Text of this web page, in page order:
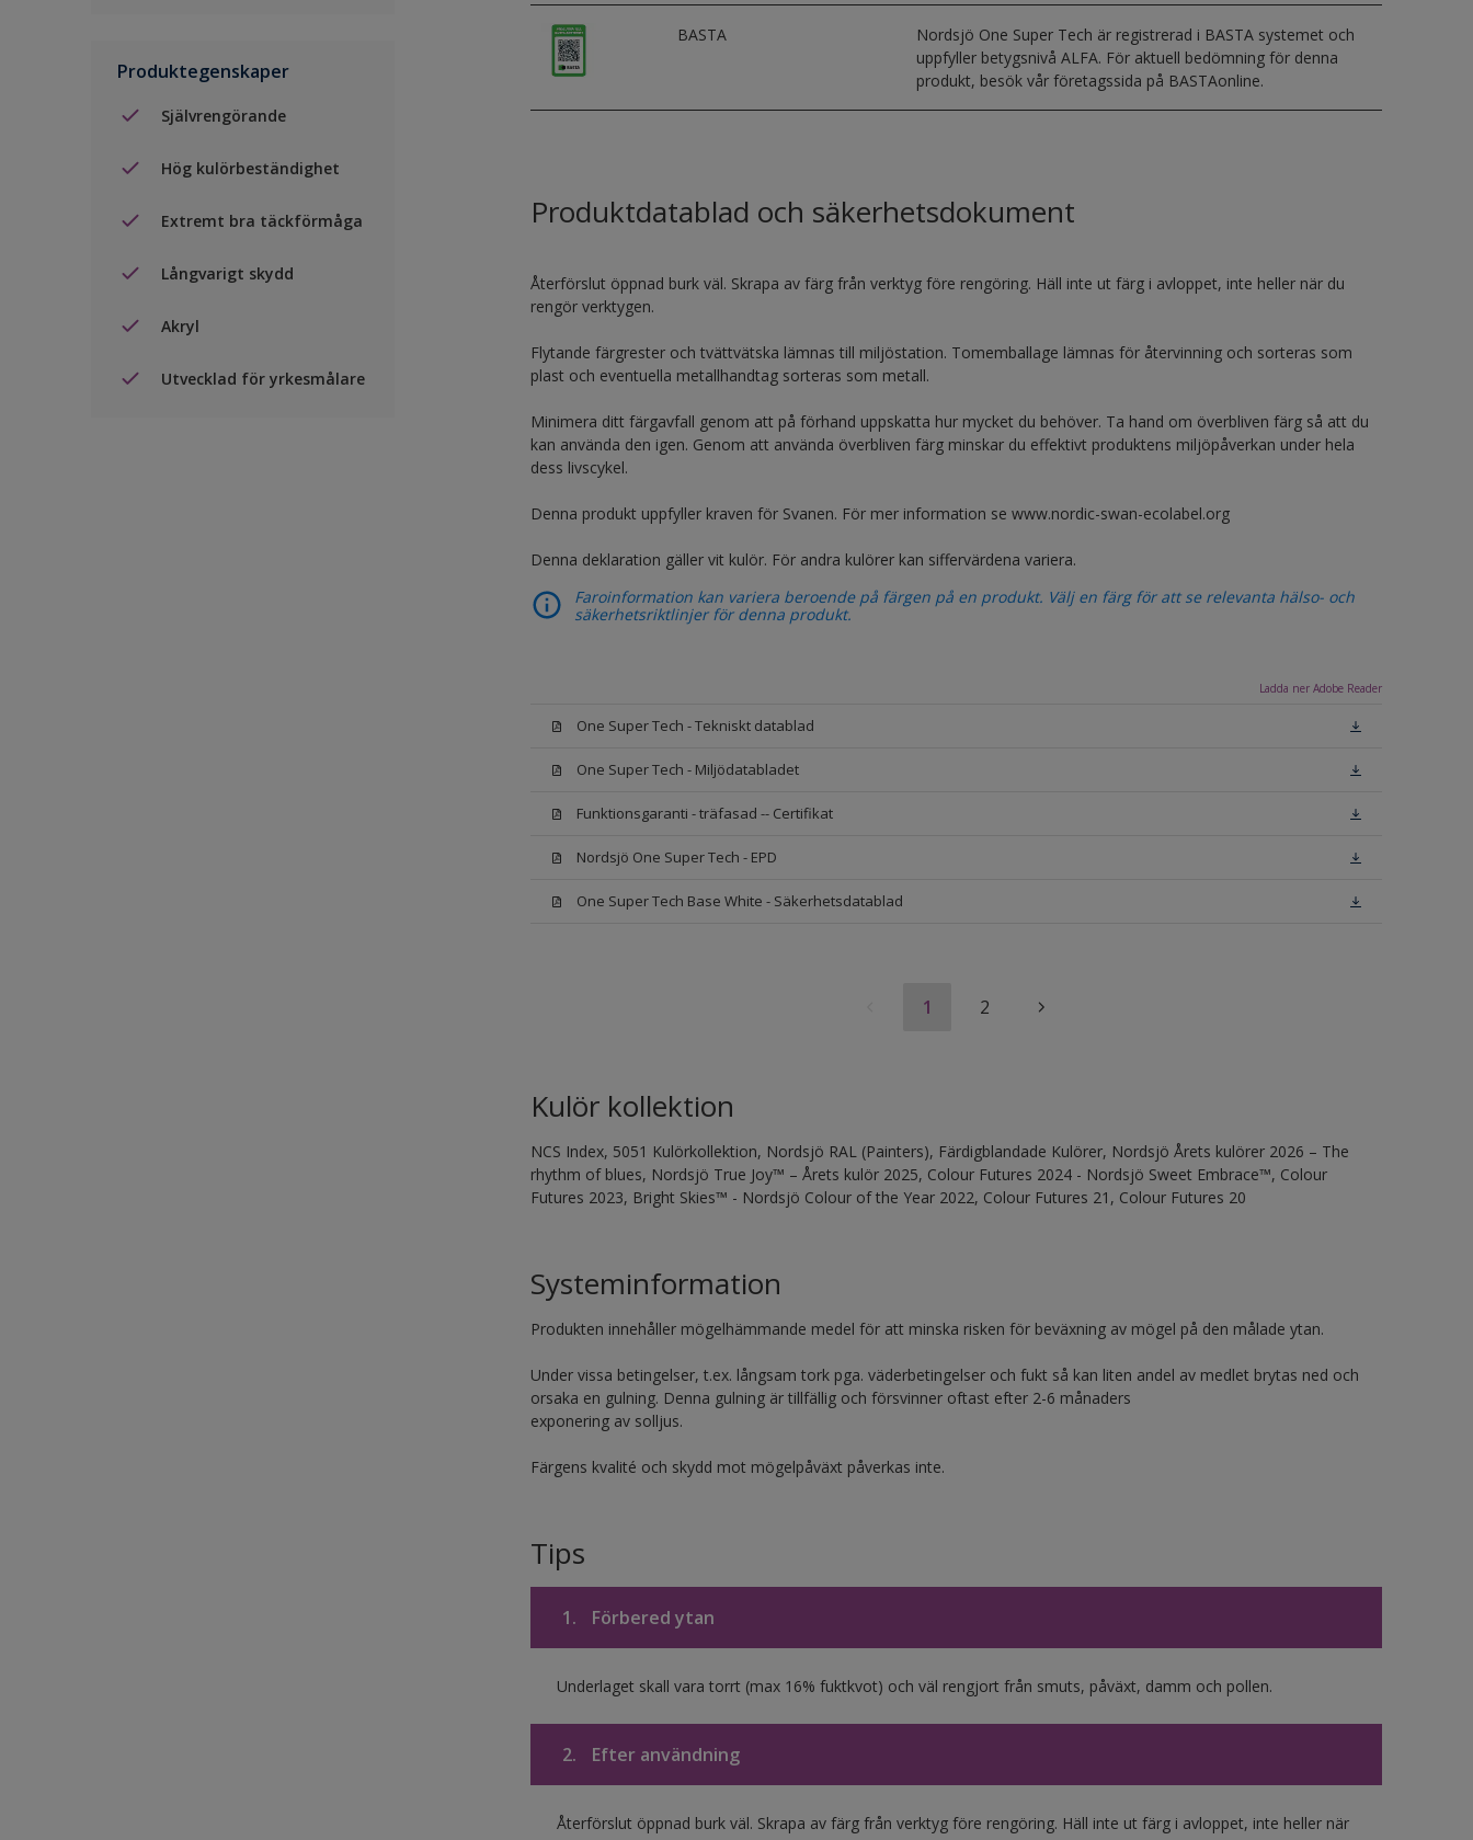
Produktegenskaper
Självrengörande
Hög kulörbeständighet
Extremt bra täckförmåga
Långvarigt skydd
Akryl
Utvecklad för yrkesmålare
BASTA
Nordsjö One Super Tech är registrerad i BASTA systemet och
uppfyller betygsnivå ALFA. För aktuell bedömning för denna
produkt, besök vår företagssida på BASTAonline.
Produktdatablad och säkerhetsdokument
Återförslut öppnad burk väl. Skrapa av färg från verktyg före rengöring. Häll inte ut färg i avloppet, inte heller när du
rengör verktygen.
Flytande färgrester och tvättvätska lämnas till miljöstation. Tomemballage lämnas för återvinning och sorteras som
plast och eventuella metallhandtag sorteras som metall.
Minimera ditt färgavfall genom att på förhand uppskatta hur mycket du behöver. Ta hand om överbliven färg så att du
kan använda den igen. Genom att använda överbliven färg minskar du effektivt produktens miljöpåverkan under hela
dess livscykel.
Denna produkt uppfyller kraven för Svanen. För mer information se www.nordic-swan-ecolabel.org
Denna deklaration gäller vit kulör. För andra kulörer kan siffervärdena variera.
Faroinformation kan variera beroende på färgen på en produkt. Välj en färg för att se relevanta hälso- och
säkerhetsriktlinjer för denna produkt.
Ladda ner Adobe Reader
One Super Tech - Tekniskt datablad
One Super Tech - Miljödatabladet
Funktionsgaranti - träfasad -- Certifikat
Nordsjö One Super Tech - EPD
One Super Tech Base White - Säkerhetsdatablad
1 2
Kulör kollektion
NCS Index, 5051 Kulörkollektion, Nordsjö RAL (Painters), Färdigblandade Kulörer, Nordsjö Årets kulörer 2026 – The
rhythm of blues, Nordsjö True Joy™ – Årets kulör 2025, Colour Futures 2024 - Nordsjö Sweet Embrace™, Colour
Futures 2023, Bright Skies™ - Nordsjö Colour of the Year 2022, Colour Futures 21, Colour Futures 20
Systeminformation
Produkten innehåller mögelhämmande medel för att minska risken för beväxning av mögel på den målade ytan.
Under vissa betingelser, t.ex. långsam tork pga. väderbetingelser och fukt så kan liten andel av medlet brytas ned och
orsaka en gulning. Denna gulning är tillfällig och försvinner oftast efter 2-6 månaders
exponering av solljus.
Färgens kvalité och skydd mot mögelpåväxt påverkas inte.
Tips
1. Förbered ytan
Underlaget skall vara torrt (max 16% fuktkvot) och väl rengjort från smuts, påväxt, damm och pollen.
2. Efter användning
Återförslut öppnad burk väl. Skrapa av färg från verktyg före rengöring. Häll inte ut färg i avloppet, inte heller när